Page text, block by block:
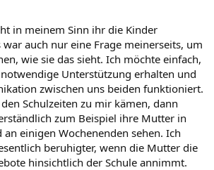
in meinem Sinn ihr die Kinder
war auch nur eine Frage meinerseits, um
wie sie das sieht. Ich möchte einfach,
Unterstützung erhalten und
zwischen uns beiden funktioniert.
Schulzeiten zu mir kämen, dann
zum Beispiel ihre Mutter in
einigen Wochenenden sehen. Ich
beruhigter, wenn die Mutter die
hinsichtlich der Schule annimmt.